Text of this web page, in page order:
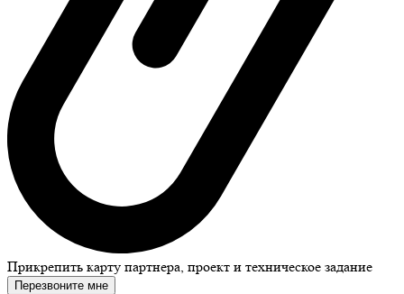
Прикрепить карту партнера, проект и техническое задание
Перезвоните мне